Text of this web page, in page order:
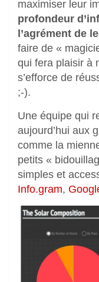
maximiser leur
profondeur
l’agrément de
faire de «
qui fera plaisir à
s’efforce de
;-).
Une équipe qui
aujourd’hui aux
comme la
petits «
simples et
Info.gram,